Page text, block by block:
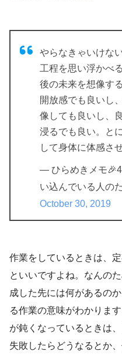
やらなきゃいけな
工程を思い浮かべ
後の未来を想像す
開放感でも良いし
像しても良いし、
浸るでも良い。と
して身体に体感させ
— ひらめきメモ
い込んでいる人の
October 30, 2019
作業をしているときは、
といいですよね。なんの
成した先には何があるの
る作業の意味がわかりま
が鈍くなっているときは
失敗したらどうなるとか